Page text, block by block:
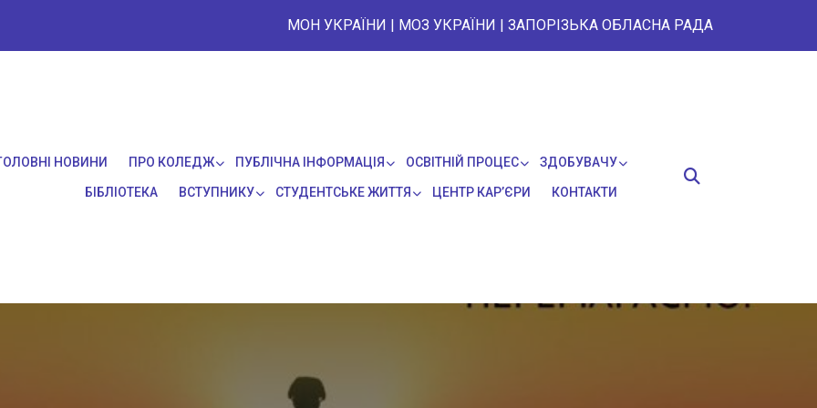
МОН УКРАЇНИ | МОЗ УКРАЇНИ | ЗАПОРІЗЬКА ОБЛАСНА РАДА
НОВИНИ ПРО КОЛЕДЖ ПУБЛІЧНА ІНФОРМАЦІЯ ОСВІТНІЙ ПРОЦЕС ЗДОБУВАЧУ
БІБЛІОТЕКА ВСТУПНИКУ СТУДЕНТСЬКЕ ЖИТТЯ ЦЕНТР КАР’ЄРИ КОНТАКТИ